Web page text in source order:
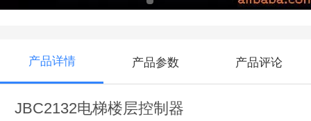
产品详情 产品参数 产品评论
JBC2132电梯楼层控制器